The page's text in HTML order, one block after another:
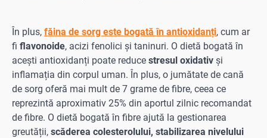
În plus, făina de sorg este bogată în antioxidanți, cum ar
fi flavonoide, acizi fenolici și taninuri. O dietă bogată în
acești antioxidanți poate reduce stresul oxidativ și
inflamația din corpul uman. În plus, o jumătate de cană
de sorg oferă mai mult de 7 grame de fibre, ceea ce
reprezintă aproximativ 25% din aportul zilnic recomandat
de fibre. O dietă bogată în fibre ajută la gestionarea
greutății, scăderea colesterolului, stabilizarea nivelului